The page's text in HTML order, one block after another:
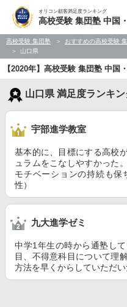
オリコン顧客満足度ランキング
高校受験 集団塾 中国
高校受験 集団塾 おすすめの高校受験
山口県
【2020年】高校受験 集団塾 中国
山口県 満足度ランキン
宇部進学教室
基本的に、目標にする高校
ュラムをこなしやすかった
モチベーションの持続も
性）
九大進学ゼミ
中学1年生の時から通塾し
目、不得意科目について理
方法を早くからしていただい